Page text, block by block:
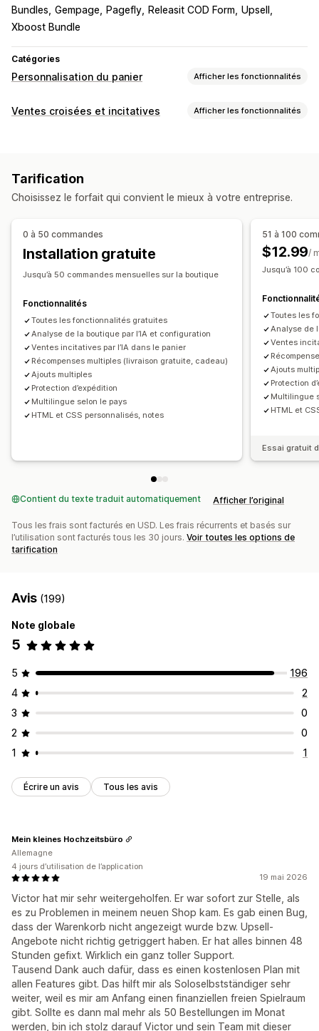
Bundles Gempage Pagefly Releasit COD Form Upsell
Xboost Bundle
Catégories
Personnalisation du panier Afficher les fonctionnalités
Affichage du panier
Emballage cadeau
Panier coulissant Panier fixe
Compte à rebours
Plus d’achats, plus d’économies
Expédition gratuite
Produits fréquemment achetés ensemble
Barre d’expédition Utilisation des récompenses
Récompenses échelonnées Cadeaux
Personnalisation du processus de paiement
Notes personnalisées Réductions automatiques
Règles relatives aux modes d’expédition
Masquer le paiement express Multilingue
Ventes croisées et incitatives Afficher les fonctionnalités
Barre de progression
Panier coulissant CSS personnalisées HTML personnalisé
Règles personnalisées
Offres et recommandations
Garanties
Cadeaux
Emballage cadeau
Compléments au produit Recommandations de produits
Produits fréquemment achetés ensemble
Réductions en fonction de la quantité
Réductions échelonnées
Recommandations basées sur l’IA
Mise à niveau de l’abonnement
Traitement prioritaire
Tarification
Choisissez le forfait qui convient le mieux à votre entreprise.
0 à 50 commandes
Installation gratuite
Jusqu’à 50 commandes mensuelles sur la boutique
Fonctionnalités
Toutes les fonctionnalités gratuites
Analyse de la boutique par l’IA et configuration
Ventes incitatives par l’IA dans le panier
Récompenses multiples (livraison gratuite, cadeau)
Ajouts multiples
Protection d’expédition
Multilingue selon le pays
HTML et CSS personnalisés, notes
51 à 100
$12.99/
Jusqu’à 100
Toutes les
Analyse de
Ventes
Ajouts
Protection
Multilingue
HTML et
Essai gratuit
Contient du texte traduit automatiquement Afficher l’original
Tous les frais sont facturés en USD. Les frais récurrents et basés sur
l’utilisation sont facturés tous les 30 jours. Voir toutes les options de
tarification
Avis (199)
Note globale
5
5
196
4
2
3
0
2
0
1
1
Écrire un avis Tous les avis
19 mai 2026
Victor hat mir sehr weitergeholfen. Er war sofort zur Stelle, als
es zu Problemen in meinem neuen Shop kam. Es gab einen Bug,
dass der Warenkorb nicht angezeigt wurde bzw. Upsell-
Angebote nicht richtig getriggert haben. Er hat alles binnen 48
Stunden gefixt. Wirklich ein ganz toller Support.
Tausend Dank auch dafür, dass es einen kostenlosen Plan mit
allen Features gibt. Das hilft mir als Soloselbstständiger sehr
weiter, weil es mir am Anfang einen finanziellen freien Spielraum
gibt. Sollte es dann mal mehr als 50 Bestellungen im Monat
werden, bin ich stolz darauf Victor und sein Team mit dieser
Mein kleines Hochzeitsbüro
Allemagne
4 jours d’utilisation de l’application